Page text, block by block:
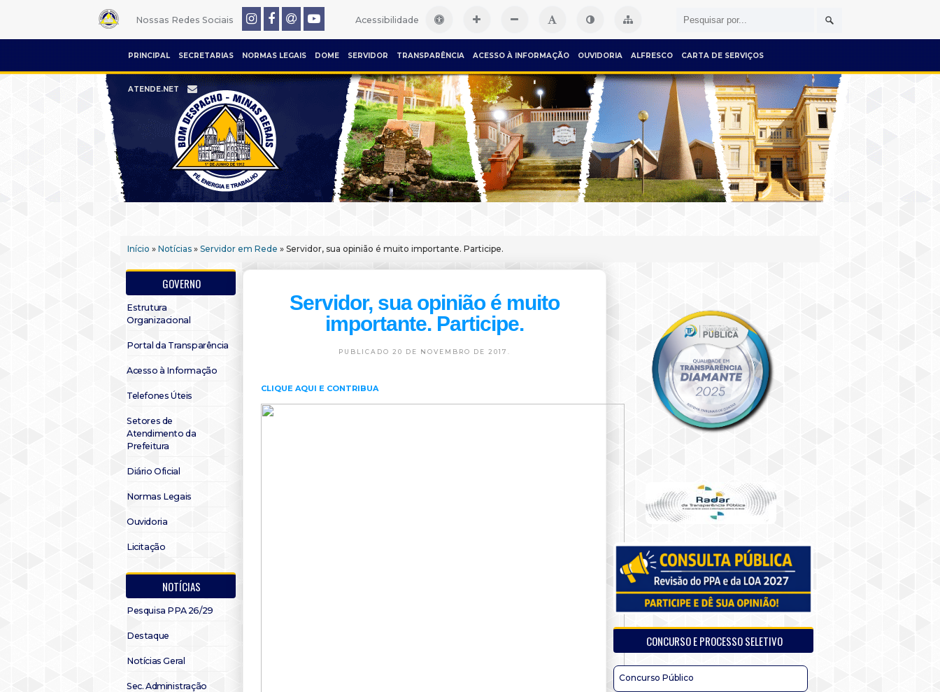
Nossas Redes Sociais Acessibilidade
PRINCIPAL SECRETARIAS NORMAS LEGAIS DOME SERVIDOR TRANSPARÊNCIA ACESSO À INFORMAÇÃO OUVIDORIA ALFRESCO CARTA DE SERVIÇOS
ATENDE.NET
Início » Notícias » Servidor em Rede » Servidor, sua opinião é muito importante. Participe.
GOVERNO
Estrutura
Organizacional
Portal da Transparência
Acesso à Informação
Telefones Úteis
Setores de
Atendimento da
Prefeitura
Diário Oficial
Normas Legais
Ouvidoria
Licitação
NOTÍCIAS
Pesquisa PPA 26/29
Destaque
Notícias Geral
Sec. Administração
Servidor, sua opinião é muito
importante. Participe.
PUBLICADO 20 DE NOVEMBRO DE 2017.
CLIQUE AQUI E CONTRIBUA
CONCURSO E PROCESSO SELETIVO
Concurso Público